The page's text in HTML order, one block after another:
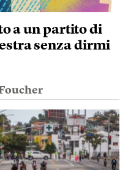
a un partito di
senza dirmi